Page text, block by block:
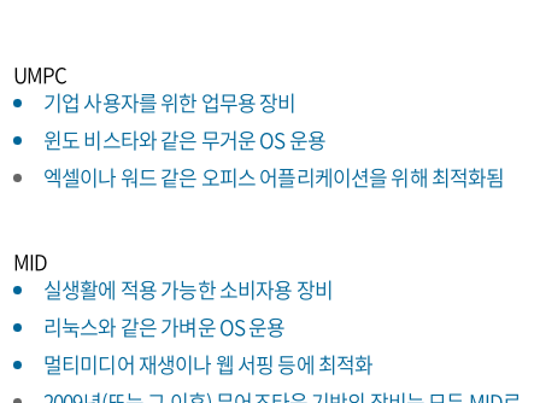
UMPC
기업 사용자를 위한 업무용 장비
윈도 비스타와 같은 무거운 OS 운용
엑셀이나 워드 같은 오피스 어플리케이션을 위해 최적화됨
MID
실생활에 적용 가능한 소비자용 장비
리눅스와 같은 가벼운 OS 운용
멀티미디어 재생이나 웹 서핑 등에 최적화